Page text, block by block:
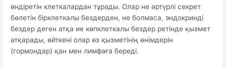
өндіретін клеткалардан тұрады. Олар не әртүрлі секрет
бөлетін бірклеткалы бездерден, не болмаса, эндокринді
бездер деген атқа ие көпклеткалы бездер ретінде қызмет
атқарады, өйткені олар өз қызметінің өнімдерін
(гормондар) қан мен лимфаға береді.